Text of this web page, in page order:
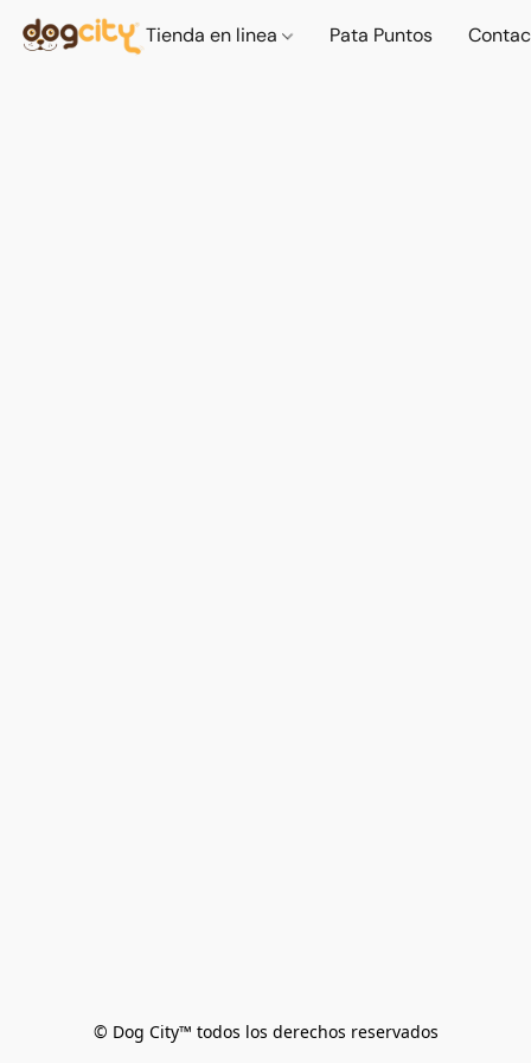
Tienda en linea Pata Puntos
© Dog City™ todos los derechos reservados